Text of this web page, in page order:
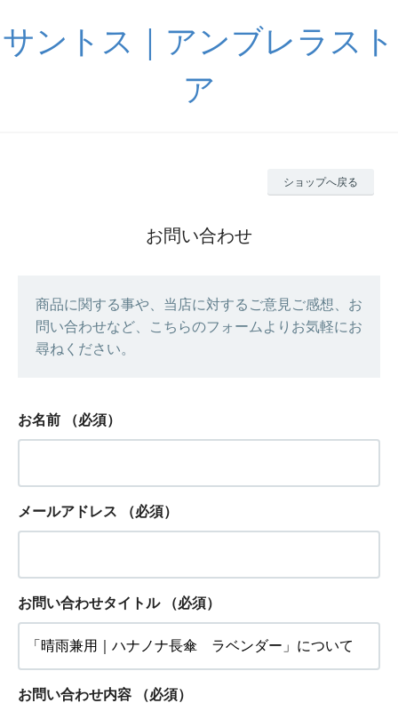
サントス｜アンブレラスト
ア
ショップへ戻る
お問い合わせ
商品に関する事や、当店に対するご意見ご感想、お
問い合わせなど、こちらのフォームよりお気軽にお
尋ねください。
お名前 （必須）
メールアドレス （必須）
お問い合わせタイトル （必須）
お問い合わせ内容 （必須）